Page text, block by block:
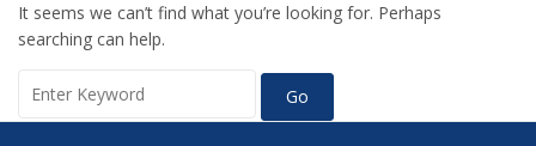
It seems we can’t find what you’re looking for. Perhaps
searching can help.